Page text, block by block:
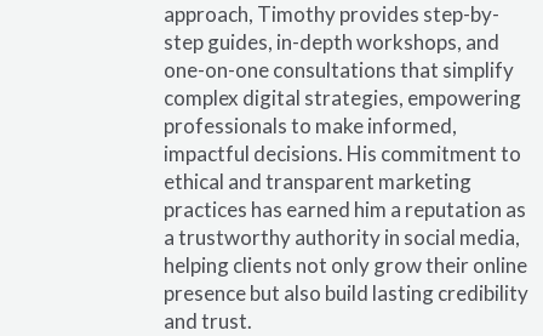
approach, Timothy provides step-by-
step guides, in-depth workshops, and
one-on-one consultations that simplify
complex digital strategies, empowering
professionals to make informed,
impactful decisions. His commitment to
ethical and transparent marketing
practices has earned him a reputation as
a trustworthy authority in social media,
helping clients not only grow their online
presence but also build lasting credibility
and trust.